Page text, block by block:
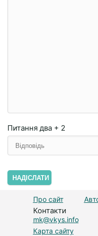
Питання два + 2
НАДІСЛАТИ
Про сайт
Контакти
mk@vkys.info
Карта сайту